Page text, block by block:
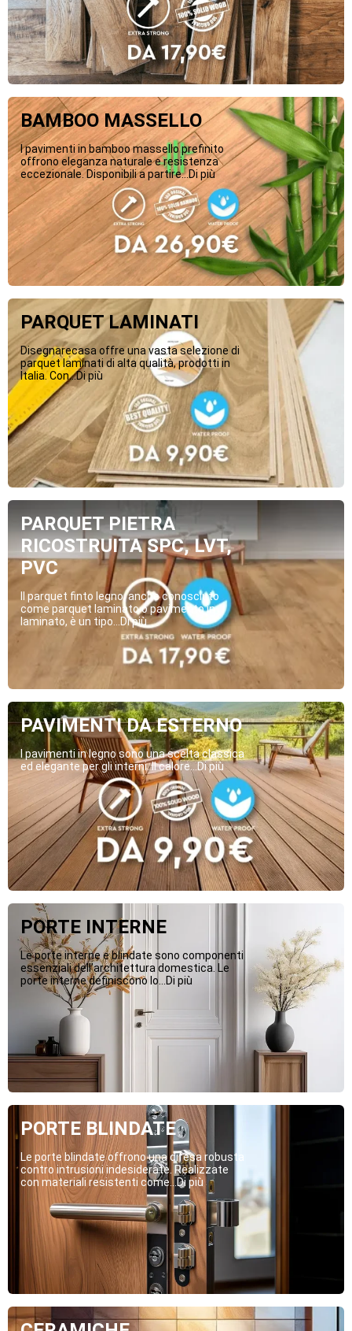
BAMBOO MASSELLO
I pavimenti in bamboo massello prefinito
offrono eleganza naturale e resistenza
eccezionale. Disponibili a partire...Di più
PARQUET LAMINATI
Disegnarecasa offre una vasta selezione di
parquet laminati di alta qualità, prodotti in
Italia. Con...Di più
PARQUET PIETRA
RICOSTRUITA SPC, LVT,
PVC
Il parquet finto legno, anche conosciuto
come parquet laminato o pavimento in
laminato, è un tipo...Di più
PAVIMENTI DA ESTERNO
I pavimenti in legno sono una scelta classica
ed elegante per gli interni. Il calore...Di più
PORTE INTERNE
Le porte interne e blindate sono componenti
essenziali dell’architettura domestica. Le
porte interne definiscono lo...Di più
PORTE BLINDATE
Le porte blindate offrono una difesa robusta
contro intrusioni indesiderate. Realizzate
con materiali resistenti come...Di più